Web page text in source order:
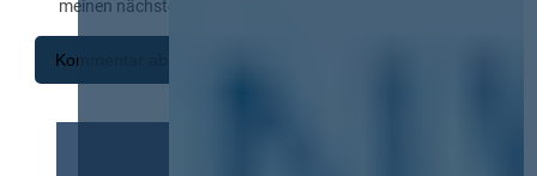
meinen nächsten Kommentar speichern.